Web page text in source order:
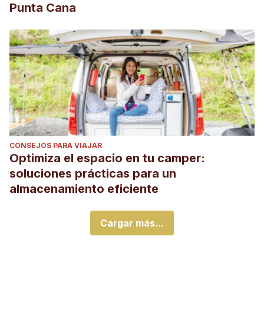
Punta Cana
CONSEJOS PARA VIAJAR
Optimiza el espacio en tu camper:
soluciones prácticas para un
almacenamiento eficiente
Cargar más...